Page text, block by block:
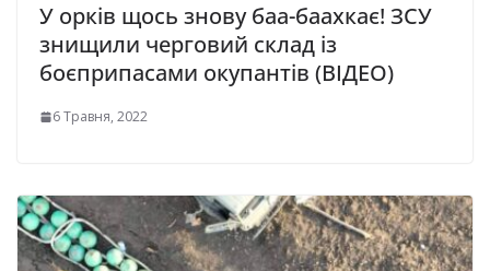
У орків щось знову баа-баахкає! ЗСУ
знищили черговий склад із
боєприпасами окупантів (ВІДЕО)
6 Травня, 2022